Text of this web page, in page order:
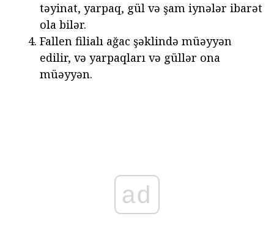
təyinat, yarpaq, gül və şam iynələr ibarət
ola bilər.
Fallen filialı ağac şəklində müəyyən
edilir, və yarpaqları və güllər ona
müəyyən.
ad